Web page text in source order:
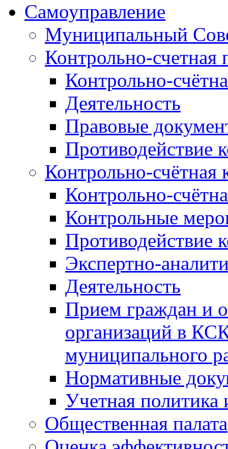
Самоуправление
Муниципальный
Контрольно-счетная
Контрольно-
Деятельность
Правовые
Противодействие
Контрольно-счётная
Контрольно-
Контрольные
Противодействие
Экспертно-
Деятельность
Прием граждан и
организаций в
муниципального
Нормативные
Учетная политика
Общественная палата